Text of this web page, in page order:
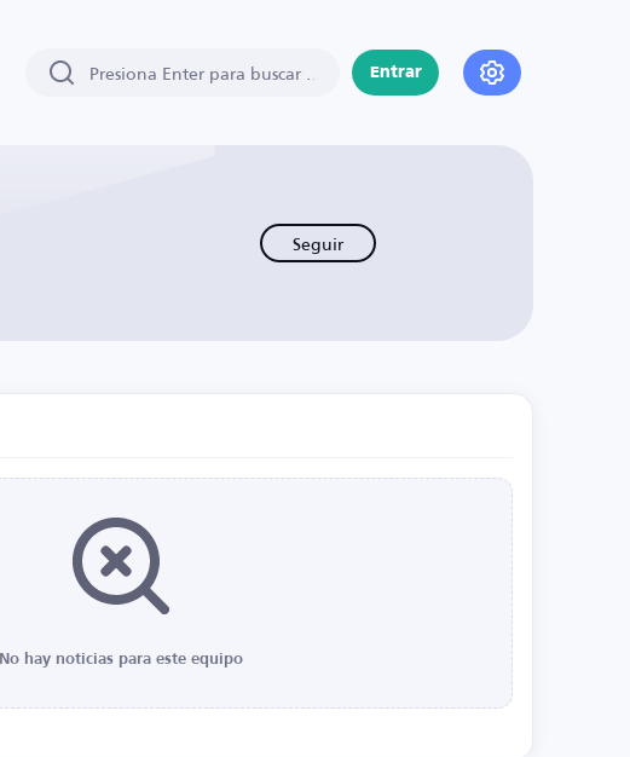
Entrar
Seguir
No hay noticias para este equipo